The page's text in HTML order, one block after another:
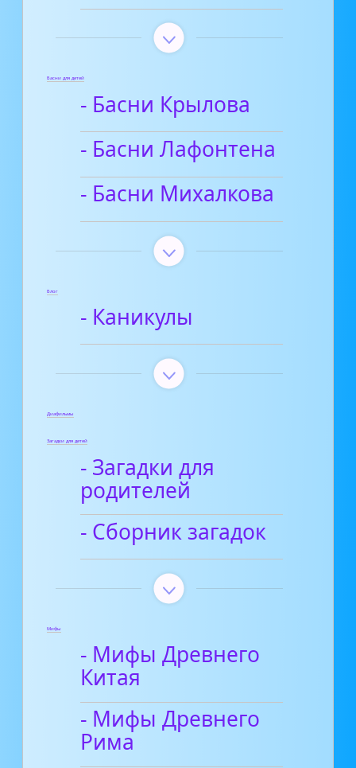
Басни для детей
- Басни Крылова
- Басни Лафонтена
- Басни Михалкова
Блог
- Каникулы
Диафильмы
Загадки для детей
- Загадки для
родителей
- Сборник загадок
Мифы
- Мифы Древнего
Китая
- Мифы Древнего
Рима